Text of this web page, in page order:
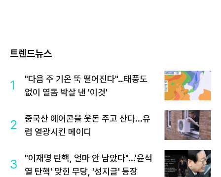
트렌드뉴스
1
"다음 주 기온 뚝 떨어진다"…태풍도
없이 열돔 박살 낸 '이것'
2
중국산 에어콘을 웃돈 주고 산다...유
럽 열광시킨 메이디
3
"이재명 탄핵, 얼마 안 남았다"...'윤석
열 탄핵' 맞힌 무당, '성지글' 등장